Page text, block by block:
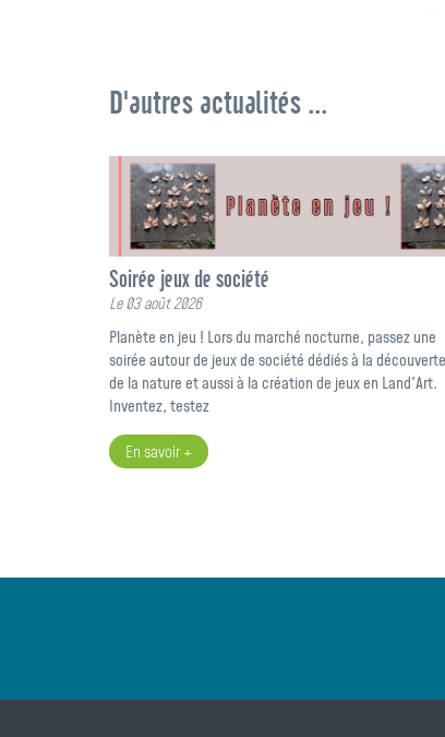
D'autres actualités ...
Soirée jeux de société
Le 03 août 2026
Planète en jeu ! Lors du marché nocturne, passez une
soirée autour de jeux de société dédiés à la découverte
de la nature et aussi à la création de jeux en Land'Art.
Inventez, testez
En savoir +